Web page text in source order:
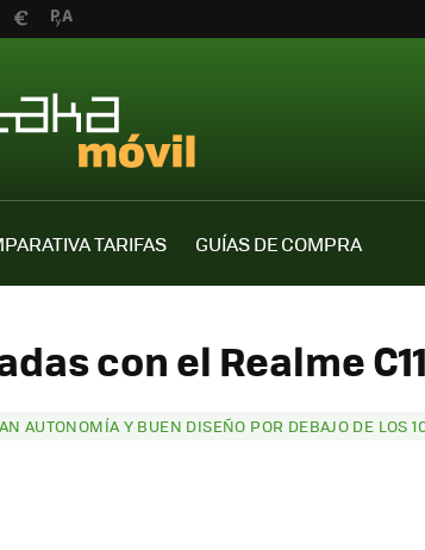
TARIFAS
GUÍAS DE COMPRA
con el Realme
AUTONOMÍA Y BUEN DISEÑO POR DEBAJO DE LOS